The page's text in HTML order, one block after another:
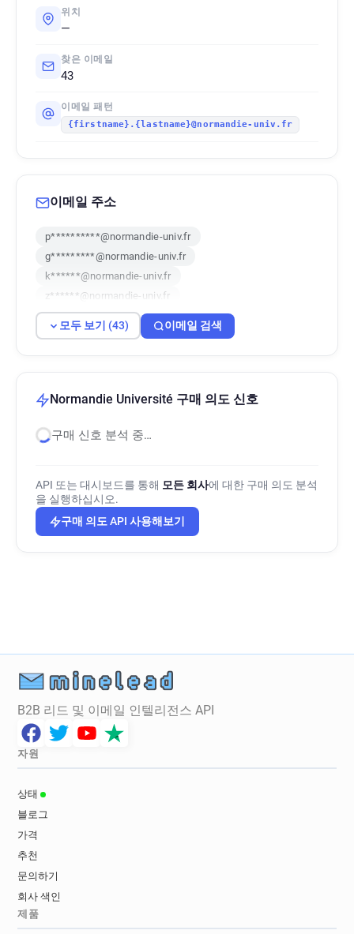
위치
—
찾은 이메일
43
이메일 패턴
{firstname}.{lastname}@normandie-univ.fr
이메일 주소
p**********@normandie-univ.fr
g*********@normandie-univ.fr
k******@normandie-univ.fr
z******@normandie-univ.fr
c*****@normandie-univ.fr
w********@normandie-univ.fr
b*****@normandie-univ.fr
z******@normandie-univ.fr
p************@normandie-univ.fr
n*********@normandie-univ.fr
u********@normandie-univ.fr
l*****@normandie-univ.fr
v*****@normandie-univ.fr
c*********@normandie-univ.fr
l************@normandie-univ.fr
p*****@normandie-univ.fr
z***********@normandie-univ.fr
모두 보기 (43) 이메일 검색
Normandie Université 구매 의도 신호
구매 신호 분석 중…
API 또는 대시보드를 통해 모든 회사에 대한 구매 의도 분석
을 실행하십시오.
구매 의도 API 사용해보기
B2B 리드 및 이메일 인텔리전스 API
자원
상태
블로그
가격
추천
문의하기
회사 색인
제품